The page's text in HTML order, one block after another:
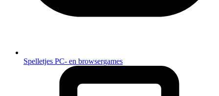
Spelletjes PC- en browsergames